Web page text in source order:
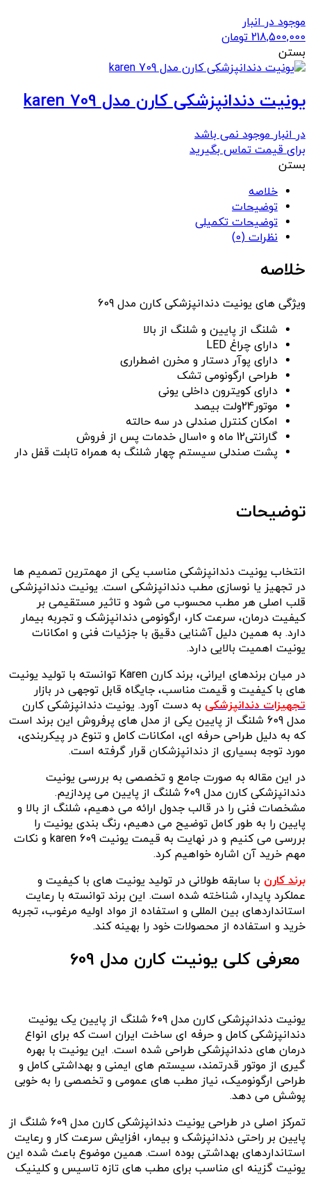
موجود در انبار
218,500,000 تومان
بستن
یونیت دندانپزشکی کارن مدل 709 karen
در انبار موجود نمی باشد
برای قیمت تماس بگیرید
بستن
خلاصه
توضیحات
توضیحات تکمیلی
نظرات (0)
خلاصه
ویژگی های یونیت دندانپزشکی کارن مدل 609
شلنگ از پایین و شلنگ از بالا
دارای چراغ LED
دارای پوآر دستار و مخرن اضطراری
طراحی ارگونومی تشک
دارای کویترون داخلی یونی
موتور24ولت بیصد
امکان کنترل صندلی در سه حالته
گارانتی12 ماه و 10سال خدمات پس از فروش
پشت صندلی سیستم چهار شلنگ به همراه تابلت قفل دار
توضیحات
انتخاب یونیت دندانپزشکی مناسب یکی از مهمترین تصمیم ها
در تجهیز یا نوسازی مطب دندانپزشکی است. یونیت دندانپزشکی
قلب اصلی هر مطب محسوب می شود و تاثیر مستقیمی بر
کیفیت درمان، سرعت کار، ارگونومی دندانپزشک و تجربه بیمار
دارد. به همین دلیل آشنایی دقیق با جزئیات فنی و امکانات
یونیت اهمیت بالایی دارد.
در میان برندهای ایرانی، برند کارن Karen توانسته با تولید یونیت
های با کیفیت و قیمت مناسب، جایگاه قابل توجهی در بازار
تجهیزات دندانپزشکی به دست آورد. یونیت دندانپزشکی کارن
مدل 609 شلنگ از پایین یکی از مدل های پرفروش این برند است
که به دلیل طراحی حرفه ای، امکانات کامل و تنوع در پیکربندی،
مورد توجه بسیاری از دندانپزشکان قرار گرفته است.
در این مقاله به صورت جامع و تخصصی به بررسی یونیت
دندانپزشکی کارن مدل 609 شلنگ از پایین می پردازیم.
مشخصات فنی را در قالب جدول ارائه می دهیم، شلنگ از بالا و
پایین را به طور کامل توضیح می دهیم، رنگ بندی یونیت را
بررسی می کنیم و در نهایت به قیمت یونیت karen 609 و نکات
مهم خرید آن اشاره خواهیم کرد.
برند کارن با سابقه طولانی در تولید یونیت های با کیفیت و
عملکرد پایدار، شناخته شده است. این برند توانسته با رعایت
استانداردهای بین المللی و استفاده از مواد اولیه مرغوب، تجربه
خرید و استفاده از محصولات خود را بهینه کند.
معرفی کلی یونیت کارن مدل 609
یونیت دندانپزشکی کارن مدل 609 شلنگ از پایین یک یونیت
دندانپزشکی کامل و حرفه ای ساخت ایران است که برای انواع
درمان های دندانپزشکی طراحی شده است. این یونیت با بهره
گیری از موتور قدرتمند، سیستم های ایمنی و بهداشتی کامل و
طراحی ارگونومیک، نیاز مطب های عمومی و تخصصی را به خوبی
پوشش می دهد.
تمرکز اصلی در طراحی یونیت دندانپزشکی کارن مدل 609 شلنگ از
پایین بر راحتی دندانپزشک و بیمار، افزایش سرعت کار و رعایت
استانداردهای بهداشتی بوده است. همین موضوع باعث شده این
یونیت گزینه ای مناسب برای مطب های تازه تاسیس و کلینیک